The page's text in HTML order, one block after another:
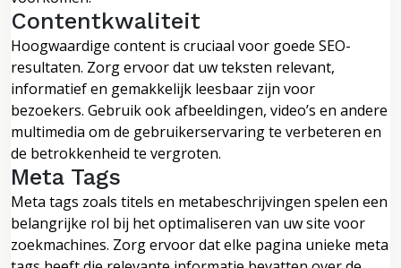
Contentkwaliteit
Hoogwaardige content is cruciaal voor goede SEO-
resultaten. Zorg ervoor dat uw teksten relevant,
informatief en gemakkelijk leesbaar zijn voor
bezoekers. Gebruik ook afbeeldingen, video’s en andere
multimedia om de gebruikerservaring te verbeteren en
de betrokkenheid te vergroten.
Meta Tags
Meta tags zoals titels en metabeschrijvingen spelen een
belangrijke rol bij het optimaliseren van uw site voor
zoekmachines. Zorg ervoor dat elke pagina unieke meta